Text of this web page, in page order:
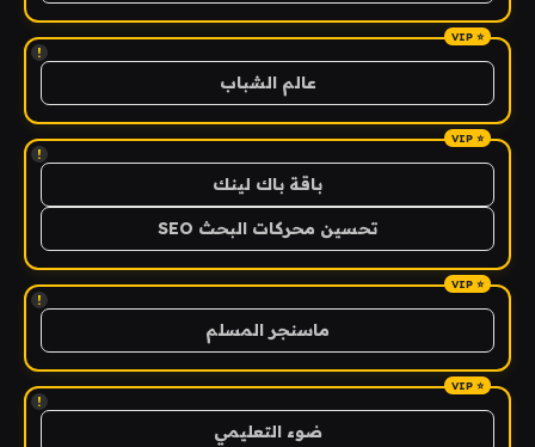
!
عالم الشباب
!
باقة باك لينك
تحسين محركات البحث SEO
!
ماسنجر المسلم
!
ضوء التعليمي